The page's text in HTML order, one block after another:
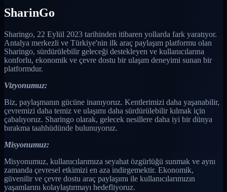
SharinGo
Sharingo, 22 Eylül 2023 tarihinden itibaren yollarda fark yaratıyor.
Antalya merkezli ve Türkiye'nin ilk araç paylaşım platformu olan
Sharingo, sürdürülebilir geleceği destekleyen ve kullanıcılarına
konforlu, ekonomik ve çevre dostu bir ulaşım deneyimi sunan bir
platformdur.
Vizyonumuz:
Biz, paylaşmanın gücüne inanıyoruz. Kentlerimizi daha yaşanabilir,
çevremizi daha temiz ve ulaşımı daha sürdürülebilir kılmak için
çabalıyoruz. Sharingo olarak, gelecek nesillere daha iyi bir dünya
bırakma taahhüdünde bulunuyoruz.
Misyonumuz:
Misyonumuz, kullanıcılarımıza seyahat özgürlüğü sunmak ve aynı
zamanda çevresel etkimizi en aza indirgemektir. Ekonomik,
güvenilir ve çevre dostu araç paylaşımı ile kullanıcılarımızın
yaşamlarını kolaylaştırmayı hedefliyoruz.